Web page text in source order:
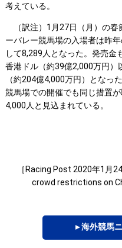
考えている。
（訳注）1月27日（月）の春
ーバレー競馬場の入場者は昨
して8,289人となった。発売金
香港ドル（約39億2,000万円）
（約204億4,000万円）となっ
競馬場での開催でも同じ措置
4,000人と見込まれている。
［Racing Post 2020年1月
crowd restrictions on
▸ 海外競馬